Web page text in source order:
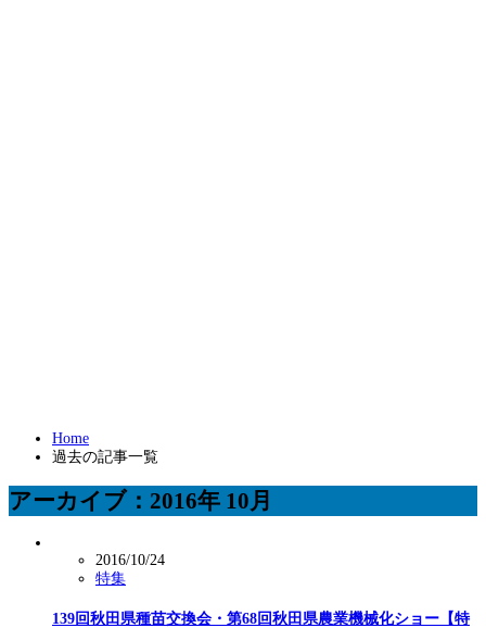
Home
過去の記事一覧
アーカイブ：2016年 10月
2016/10/24
特集
139回秋田県種苗交換会・第68回秋田県農業機械化ショー【特